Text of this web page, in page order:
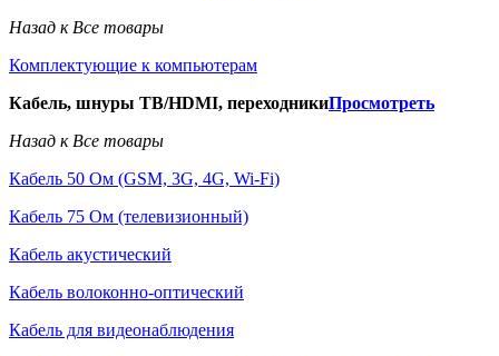
Назад к Все товары
Комплектующие к компьютерам
Кабель, шнуры ТВ/HDMI, переходникиПросмотреть
Назад к Все товары
Кабель 50 Ом (GSM, 3G, 4G, Wi-Fi)
Кабель 75 Ом (телевизионный)
Кабель акустический
Кабель волоконно-оптический
Кабель для видеонаблюдения